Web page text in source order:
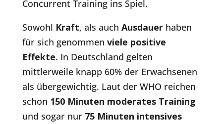
Concurrent Training ins Spiel.
Sowohl Kraft, als auch Ausdauerhaben
für sich genommen viele positive
Effekte. In Deutschland gelten
mittlerweile knapp 60% der Erwachsenen
als übergewichtig. Laut der WHO reichen
schon 150 Minuten moderates Training
und sogar nur 75 Minuten intensives